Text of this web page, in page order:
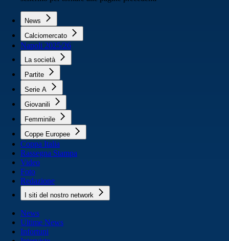
News
Calciomercato
Napoli 2025/26
La società
Partite
Serie A
Giovanili
Femminile
Coppe Europee
Coppa Italia
Rassegna Stampa
Video
Foto
Redazione
I siti del nostro network
News
Ultime News
Infortuni